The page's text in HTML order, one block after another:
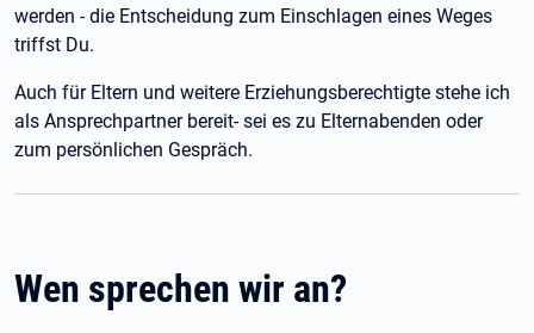
werden - die Entscheidung zum Einschlagen eines Weges
triffst Du.
Auch für Eltern und weitere Erziehungsberechtigte stehe ich
als Ansprechpartner bereit- sei es zu Elternabenden oder
zum persönlichen Gespräch.
Wen sprechen wir an?